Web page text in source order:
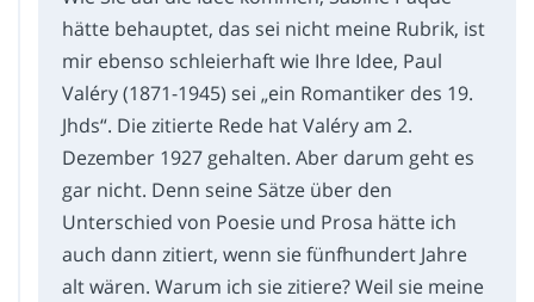
hätte behauptet, das sei nicht meine Rubrik, ist
mir ebenso schleierhaft wie Ihre Idee, Paul
Valéry (1871-1945) sei „ein Romantiker des 19.
Jhds“. Die zitierte Rede hat Valéry am 2.
Dezember 1927 gehalten. Aber darum geht es
gar nicht. Denn seine Sätze über den
Unterschied von Poesie und Prosa hätte ich
auch dann zitiert, wenn sie fünfhundert Jahre
alt wären. Warum ich sie zitiere? Weil sie meine